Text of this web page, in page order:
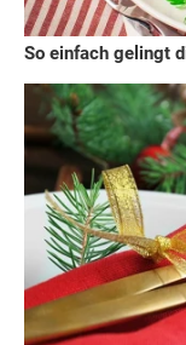
So einfach gelingt